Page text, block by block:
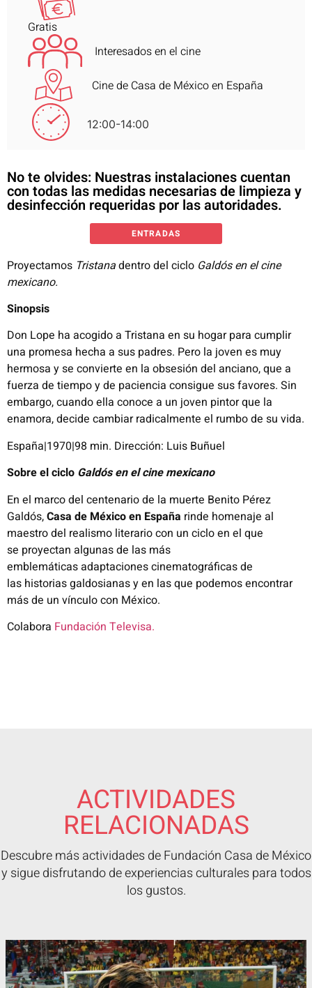
Gratis
Interesados en el cine
Cine de Casa de México en España
12:00-14:00
No te olvides: Nuestras instalaciones cuentan
con todas las medidas necesarias de limpieza y
desinfección requeridas por las autoridades.
ENTRADAS
Proyectamos Tristanadentro del ciclo Galdós en el cine
mexicano.
Sinopsis
Don Lope ha acogido a Tristana en su hogar para cumplir
una promesa hecha a sus padres. Pero la joven es muy
hermosa y se convierte en la obsesión del anciano, que a
fuerza de tiempo y de paciencia consigue sus favores. Sin
embargo, cuando ella conoce a un joven pintor que la
enamora, decide cambiar radicalmente el rumbo de su vida.
España|1970|98 min. Dirección: Luis Buñuel
Sobre el ciclo Galdós en el cine mexicano
En el marco del centenario de la muerte Benito Pérez
Galdós,Casa de Méxicoen España rinde homenaje al
maestro del realismo literario con un ciclo en el que
se proyectan algunasde las más
emblemáticasadaptacionescinematográficasde
las historias galdosianasy en las que podemos encontrar
más de un vínculocon México.
Colabora Fundación Televisa.
ACTIVIDADES
RELACIONADAS
Descubre más actividades de Fundación Casa de México
y sigue disfrutando de experiencias culturales para todos
los gustos.